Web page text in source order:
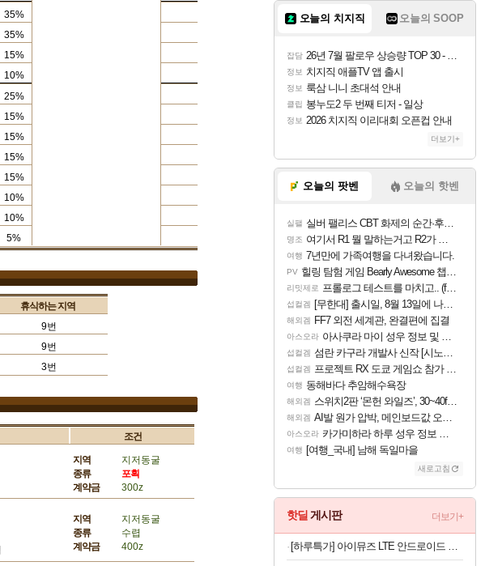
35%
35%
15%
10%
25%
15%
15%
15%
15%
10%
10%
5%
휴식하는 지역
9번
9번
3번
조건
지역
지저동굴
종류
포획
계약금
300z
지역
지저동굴
종류
수렵
계약금
400z
오늘의 치지직 오늘의 SOOP
잡담 26년 7월 팔로우 상승량 TOP 30 - 월간 치지직
정보 치지직 애플TV 앱 출시
정보 룩삼 니니 초대석 안내
클립 봉누도2 두 번째 티저 - 일상
정보 2026 치지직 이리대회 오픈컵 안내
더보기+
오늘의 팟벤 오늘의 핫벤
실팰 실버 팰리스 CBT 화제의 순간·후기 모음
명조 여기서 R1 뭘 말하는거고 R2가 뭘말하는걸까요?
여행 7년만에 가족여행을 다녀왔습니다.
PV 힐링 탐험 게임 Bearly Awesome 챕터 1 트레일러
리밋제로 프롤로그 테스트를 마치고.. (feat. 리아)
섭컬겜 [무한대] 출시일, 8월 13일에 나오나
해외겜 FF7 외전 세계관, 완결편에 집결
아스오라 아사쿠라 마이 성우 정보 및 주요 필모
섭컬겜 섬란 카구라 개발사 신작 [시노비 넥서스] 연내 출시 예정
섭컬겜 프로젝트 RX 도쿄 게임쇼 참가 결정
여행 동해바다 추암해수욕장
해외겜 스위치2판 ‘몬헌 와일즈’, 30~40fps 목표 추정
해외겜 AI발 원가 압박, 메인보드값 오르나
아스오라 카가미하라 하루 성우 정보 및 주요 필모
여행 [여행_국내] 남해 독일마을
새로고침
핫딜 게시판 더보기+
[하루특가] 아이뮤즈 LTE 안드로이드 태블릿PC 뮤패드 21.3cm K8